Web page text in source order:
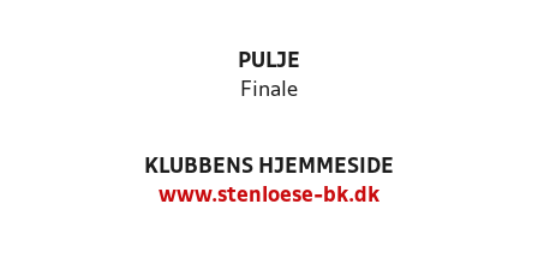
PULJE
Finale
KLUBBENS HJEMMESIDE
www.stenloese-bk.dk